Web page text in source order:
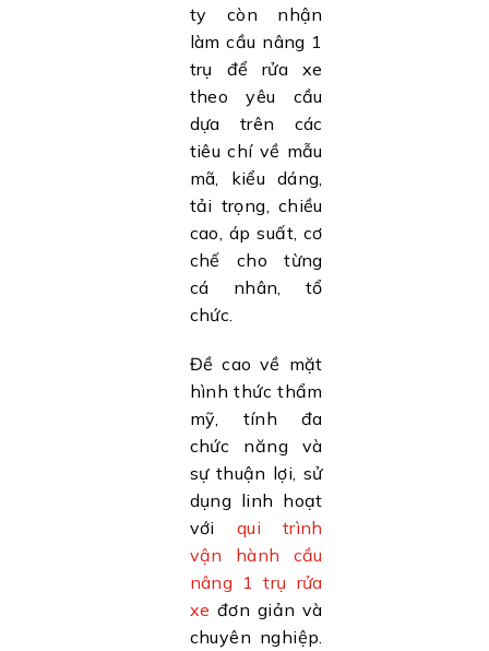
ty còn nhận
làm cầu nâng 1
trụ để rửa xe
theo yêu cầu
dựa trên các
tiêu chí về mẫu
mã, kiểu dáng,
tải trọng, chiều
cao, áp suất, cơ
chế cho từng
cá nhân, tổ
chức.
Đề cao về mặt
hình thức thẩm
mỹ, tính đa
chức năng và
sự thuận lợi, sử
dụng linh hoạt
với qui trình
vận hành cầu
nâng 1 trụ rửa
xe đơn giản và
chuyên nghiệp.